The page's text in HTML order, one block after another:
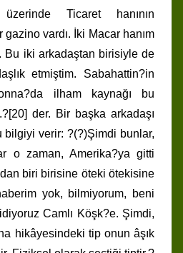
Ticaret hanının
vardı. İki Macar hanım
Bu iki arkadaştan birisiyle de
etmiştim. Sabahattin?in
ilham kaynağı bu
der. Bir başka arkadaşı
bilgiyi verir: ?(?)Şimdi bunlar,
o zaman, Amerika?ya gitti
biri birisine öteki ötekisine
yok, bilmiyorum, beni
Camlı Köşk?e. Şimdi,
hikâyesindeki tip onun âşık